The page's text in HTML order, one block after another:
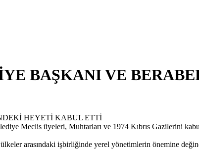
BAŞKANI VE
Meclis üyeleri, Muhtarları ve 1974 Kıbrıs Gazilerini
arasındaki işbirliğinde yerel yönetimlerin önemine